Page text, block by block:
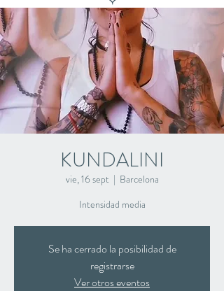
KUNDALINI
vie, 16 sept
  |
Barcelona
Intensidad media
Se ha cerrado la posibilidad de
registrarse
Ver otros eventos